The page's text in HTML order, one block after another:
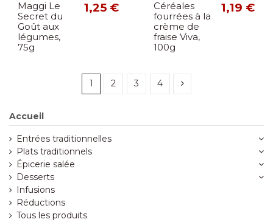
Maggi Le
Secret du
Goût aux
légumes,
75g
1,25 €
Céréales
fourrées à la
crème de
fraise Viva,
100g
1,19 €
1 2 3 4
Accueil
Entrées traditionnelles
Plats traditionnels
Épicerie salée
Desserts
Infusions
Réductions
Tous les produits